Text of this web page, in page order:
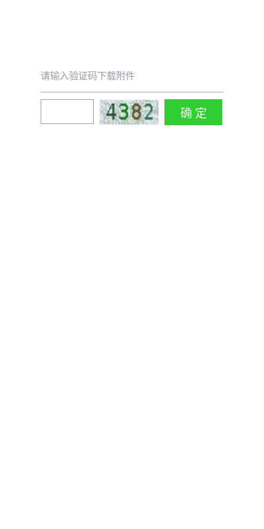
请输入验证码下载附件